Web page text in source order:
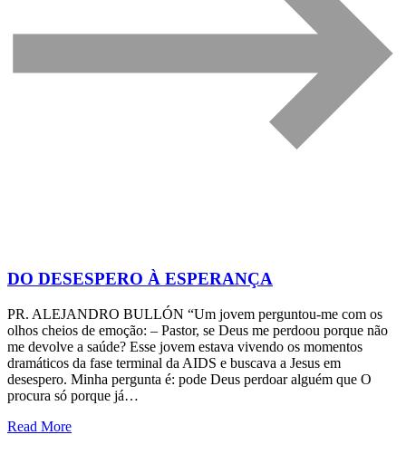
DO DESESPERO À ESPERANÇA
PR. ALEJANDRO BULLÓN “Um jovem perguntou-me com os
olhos cheios de emoção: – Pastor, se Deus me perdoou porque não
me devolve a saúde? Esse jovem estava vivendo os momentos
dramáticos da fase terminal da AIDS e buscava a Jesus em
desespero. Minha pergunta é: pode Deus perdoar alguém que O
procura só porque já…
Read More